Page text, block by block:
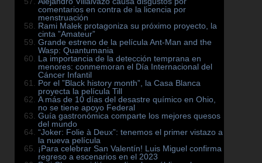
comentarios en contra de la licencia por
menstruación
Rami Malek protagoniza su próximo proyecto, la
cinta ”Amateur”
Grande estreno de la película Ant-Man and the
Wasp: Quantumania
La importancia de la detección temprana en
menores: conmemoran el Día Internacional del
Cáncer Infantil
Por el ”Black history month”, la Casa Blanca
proyecta la película Till
A más de 10 días del desastre químico en Ohio,
no se tiene apoyo Federal
Guía gastronómica comparte los mejores quesos
del mundo
“Joker: Folie à Deux”: tenemos el primer vistazo a
la nueva película
¡Para celebrar San Valentín! Luis Miguel confirma
regreso a escenarios en el 2023